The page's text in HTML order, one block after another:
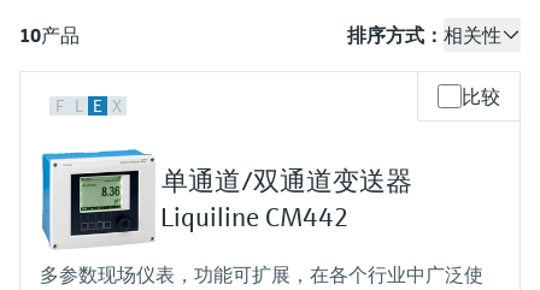
系统产品
光学分析
Netilion IIoT
软件
Differential pressure flow
measurement
静压液位测量
Conductive level measurement
Float switch level measurement
放射线物位测量
阻旋料位开关
实验室检测仪表和便携式pH计
全自动水质采样仪
TOC、COD和SAC分析仪
ORP电极和变送器
污泥界面传感器和变送器
紧凑型温度计
温度开关
表面温度计
线缆式温度计
多点温度计
设备配置用平板电脑
能量管理仪和应用管理仪
浪涌保护器
选购全部
过程气体分析仪
空气质量测量装置
烟雾探测器
视距测量仪
超高探测器
Netilion Connect
Netilion Device Viewer
Netilion Water
电力与能源
续的未来
公用工程：可靠使用蒸汽
学习中心 - 探索Endress+Hauser学习平台上
活动和培训
根据需要，从培训、研讨会、展会、峰会或
在线研讨会等各种活动中灵活选择。
活动和培训
您的Endress+Hauser职业生涯
发展历程
文化与价值观
可持续发展
关联公司
Endress+Hauser 光学分析
Endress+Hauser SICK
Endress+Hauser Technology China
线下活动
查找市场活动及培训
IST创新传感器技术公司的工作机
Job opportunities at
Endress+Hauser SICK
10产品 排序方式： 相关性
F L E X 比较
单通道/双通道变送器
Liquiline CM442
多参数现场仪表，功能可扩展，在各个行业中广泛使